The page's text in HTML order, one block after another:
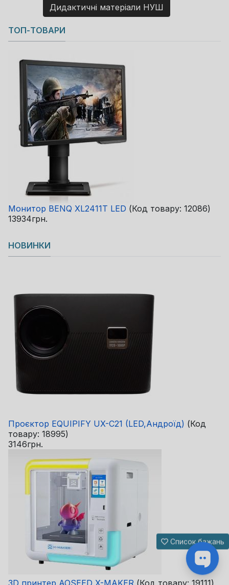
Дидактичні матеріали НУШ
Copyright MAXXmarketing GmbH
JoomShopping Download & Support
ТОП-ТОВАРИ
Монитор BENQ XL2411T LED (Код товару: 12086)
13934грн.
НОВИНКИ
Проєктор EQUIPIFY UX-C21 (LED,Андроїд) (Код
товару: 18995)
3146грн.
3D принтер AOSEED X-MAKER (Код товару: 19111)
Список бажань